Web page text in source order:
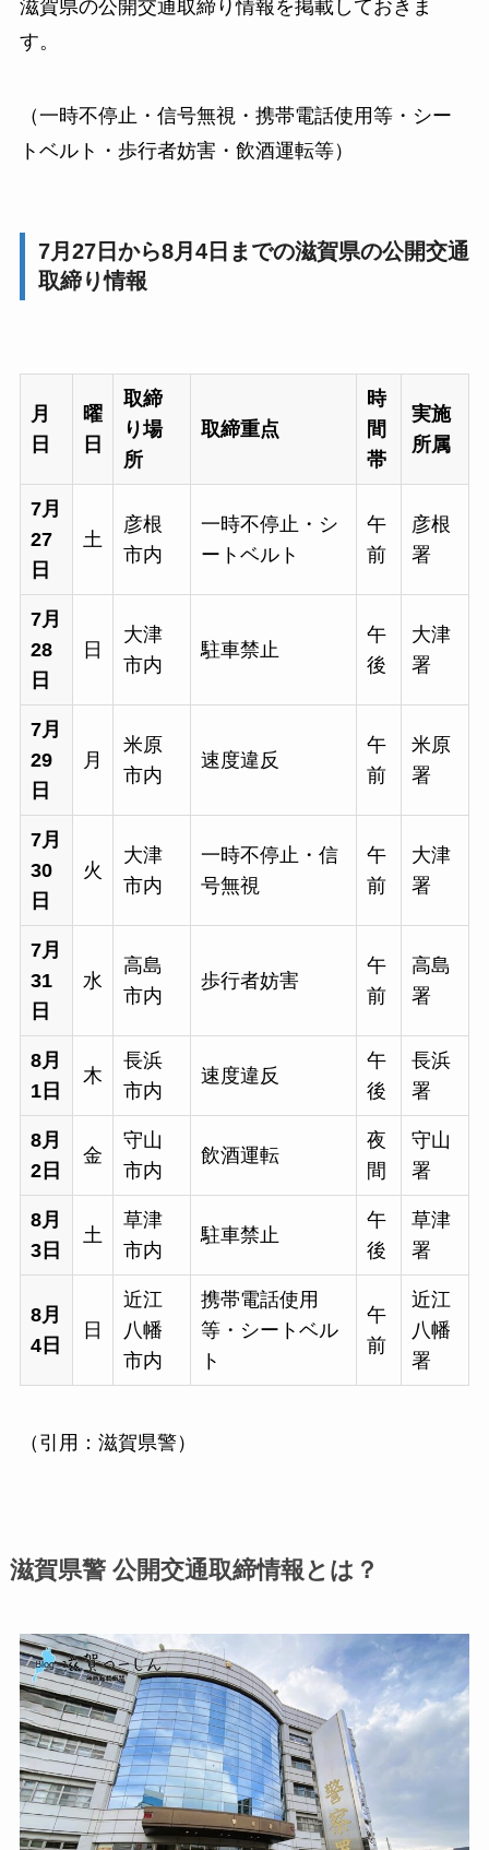
滋賀県の公開交通取締り情報を掲載しておきま
す。
（一時不停止・信号無視・携帯電話使用等・シー
トベルト・歩行者妨害・飲酒運転等）
7月27日から8月4日までの滋賀県の公開交通
取締り情報
月
日
曜
日
取締
り場
所
取締重点
時
間
帯
実施
所属
7月
27
日
土
彦根
市内
一時不停止・シ
ートベルト
午
前
彦根
署
7月
28
日
日
大津
市内
駐車禁止
午
後
大津
署
7月
29
日
月
米原
市内
速度違反
午
前
米原
署
7月
30
日
火
大津
市内
一時不停止・信
号無視
午
前
大津
署
7月
31
日
水
高島
市内
歩行者妨害
午
前
高島
署
8月
1日
木
長浜
市内
速度違反
午
後
長浜
署
8月
2日
金
守山
市内
飲酒運転
夜
間
守山
署
8月
3日
土
草津
市内
駐車禁止
午
後
草津
署
8月
4日
日
近江
八幡
市内
携帯電話使用
等・シートベル
ト
午
前
近江
八幡
署
（引用：滋賀県警）
滋賀県警 公開交通取締情報とは？